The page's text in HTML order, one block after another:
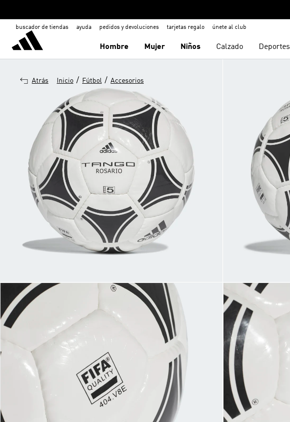
buscador de tiendas ayuda pedidos y devoluciones tarjetas regalo únete al club
Hombre Mujer Niños Calzado Deportes
Atrás Inicio / Fútbol / Accesorios